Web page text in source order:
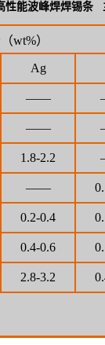
性能波峰焊焊锡条
wt%）
Ag
——
——
1.8-2.2
——
0.2-0.4
0.4-0.6
2.8-3.2